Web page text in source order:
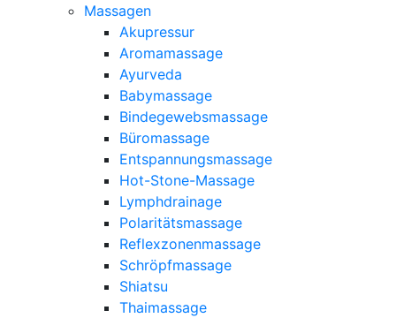
Massagen
Akupressur
Aromamassage
Ayurveda
Babymassage
Bindegewebsmassage
Büromassage
Entspannungsmassage
Hot-Stone-Massage
Lymphdrainage
Polaritätsmassage
Reflexzonenmassage
Schröpfmassage
Shiatsu
Thaimassage